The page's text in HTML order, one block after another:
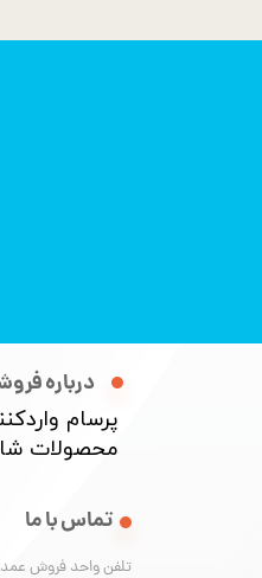
درباره
پرسام
محصولات
تماس با ما
تلفن واحد فروش